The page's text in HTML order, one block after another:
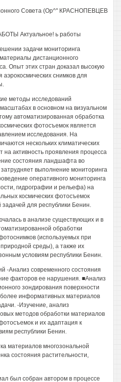
Совета (Ор^" КРАСНОПЕВЦЕВ
Актуальное! ь работы
задачи мониторинга
дистанционного
Опыт этих стран доказал высокую
снимков для
методы исследований
в основном на визуальном
автоматизированная обработка
фотосъемок является
исследования. На
нескольких климатических
на активность проявления процесса
состояния ландшафта во
выполнение мониторинга
оперативного мониторинга
гидрографии и рельефа) на
космических фотосъемок
для республики Бенин.
в анализе существующих и в
обработки
(используемых при
среды), а также их
условиям республики Бенин.
-Анализ современного состояния
факторов ее нарушения. ■Анализ
зондирования поверхности
информативных материалов
-Изучение, анализ
методов обработки материалов
и их адаптация к
республики Бенин.
материалов многозональной
состояния растительности,
был собран автором в процессе